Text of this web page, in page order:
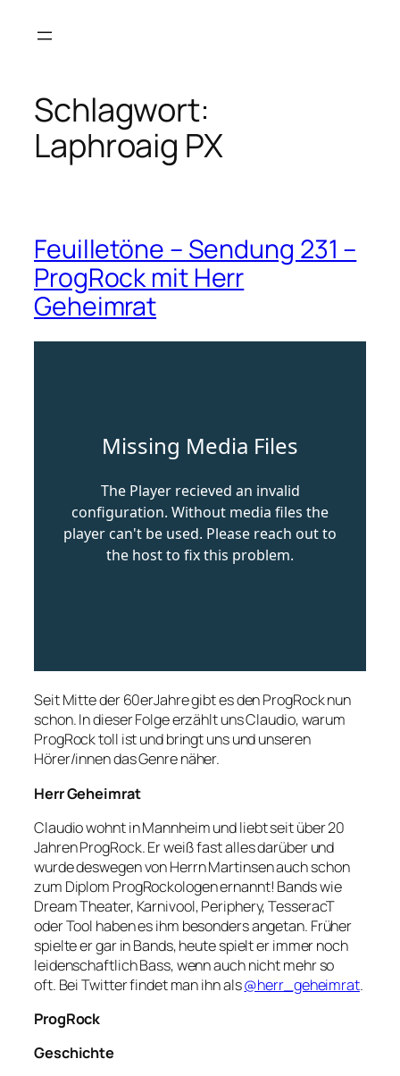
Inhalt
Schlagwort:
Laphroaig PX
Feuilletöne – Sendung 231 –
ProgRock mit Herr
Geheimrat
Seit Mitte der 60erJahre gibt es den ProgRock nun
schon. In dieser Folge erzählt uns Claudio, warum
ProgRock toll ist und bringt uns und unseren
Hörer/innen das Genre näher.
Herr Geheimrat
Claudio wohnt in Mannheim und liebt seit über 20
Jahren ProgRock. Er weiß fast alles darüber und
wurde deswegen von Herrn Martinsen auch schon
zum Diplom ProgRockologen ernannt! Bands wie
Dream Theater, Karnivool, Periphery, TesseracT
oder Tool haben es ihm besonders angetan. Früher
spielte er gar in Bands, heute spielt er immer noch
leidenschaftlich Bass, wenn auch nicht mehr so
oft. Bei Twitter findet man ihn als@herr_geheimrat.
ProgRock
Geschichte